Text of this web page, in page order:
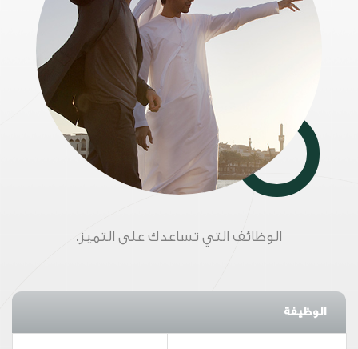
الوظائف التي تساعدك على التميز.
الوظيفة